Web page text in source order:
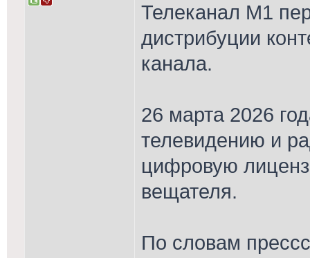
Телеканал М1
дистрибуции
канала.
26 марта 2026
телевидению и
цифровую
вещателя.
По словам